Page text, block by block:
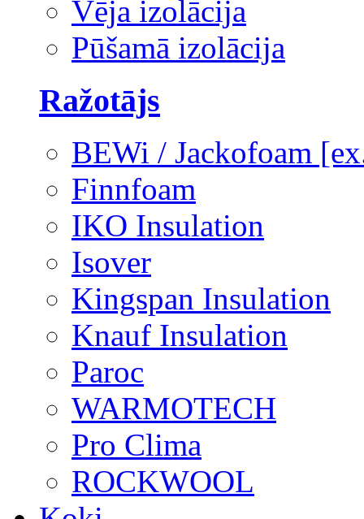
Vēja izolācija
Pūšamā izolācija
Ražotājs
BEWi / Jackofoam
Finnfoam
IKO Insulation
Isover
Kingspan Insulation
Knauf Insulation
Paroc
WARMOTECH
Pro Clima
ROCKWOOL